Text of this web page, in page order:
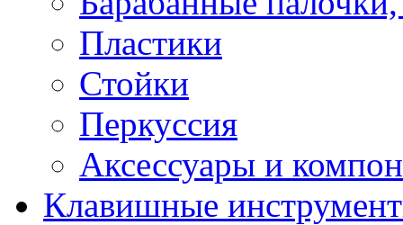
Пластики
Стойки
Перкуссия
Аксессуары и
Клавишные